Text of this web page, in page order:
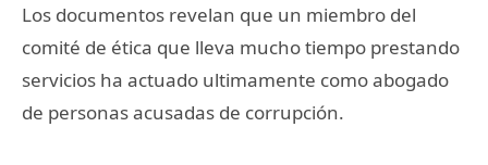
Los documentos revelan que un miembro del
comité de ética que lleva mucho tiempo prestando
servicios ha actuado ultimamente como abogado
de personas acusadas de corrupción.